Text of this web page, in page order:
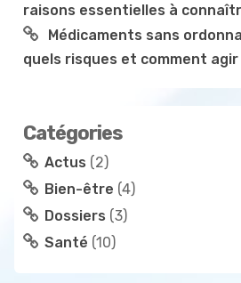
raisons essentielles à
Médicaments sans
quels risques et comment
Catégories
Actus (2)
Bien-être (4)
Dossiers (3)
Santé (10)